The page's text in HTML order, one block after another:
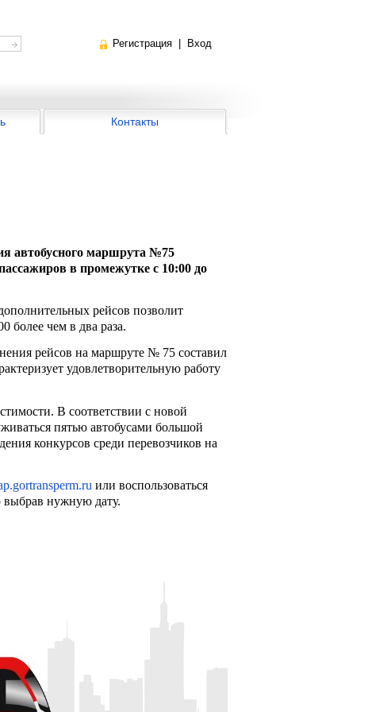
Регистрация Вход
Контакты
автобусного маршрута №75
в промежутке с 10:00 до
рейсов позволит
более чем в два раза.
рейсов на маршруте № 75 составил
удовлетворительную работу
В соответствии с новой
пятью автобусами большой
конкурсов среди перевозчиков на
или воспользоваться
выбрав нужную дату.